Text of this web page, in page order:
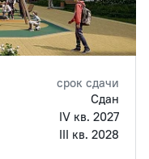
срок сдачи
Сдан
IV кв. 2027
III кв. 2028